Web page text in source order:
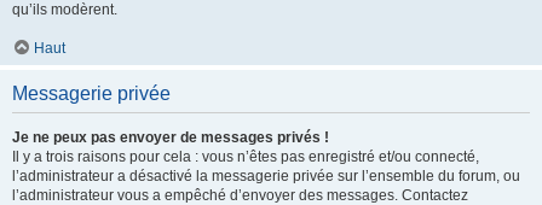
qu’ils modèrent.
Haut
Messagerie privée
Je ne peux pas envoyer de messages privés !
Il y a trois raisons pour cela : vous n’êtes pas enregistré et/ou connecté,
l’administrateur a désactivé la messagerie privée sur l’ensemble du forum, ou
l’administrateur vous a empêché d’envoyer des messages. Contactez